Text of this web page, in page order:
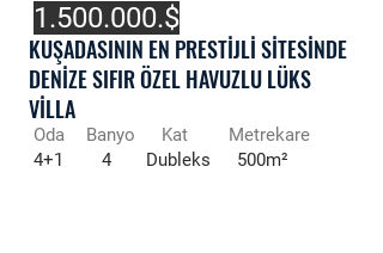
1.500.000.$
KUŞADASININ EN PRESTİJLİ SİTESİNDE
DENİZE SIFIR ÖZEL HAVUZLU LÜKS
VİLLA
Oda
4+1
Banyo
4
Kat
Dubleks
Metrekare
500m²